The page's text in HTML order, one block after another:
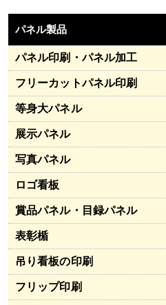
パネル製品
パネル印刷・パネル加工
フリーカットパネル印刷
等身大パネル
展示パネル
写真パネル
ロゴ看板
賞品パネル・目録パネル
表彰楯
吊り看板の印刷
フリップ印刷